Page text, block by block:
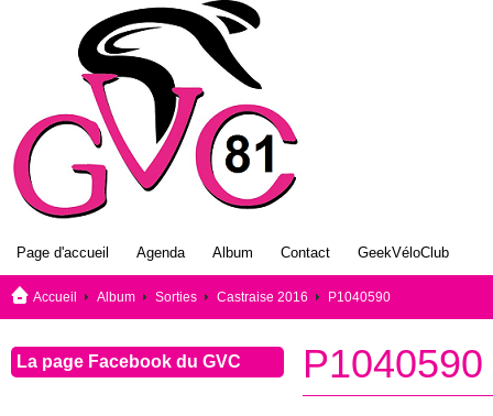
Page d'accueil Agenda Album Contact GeekVéloClub
Accueil Album Sorties Castraise 2016 P1040590
P1040590
La page Facebook du GVC